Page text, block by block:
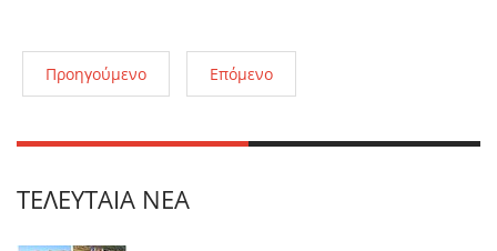
Προηγούμενο Επόμενο
ΤΕΛΕΥΤΑΊΑ ΝΈΑ